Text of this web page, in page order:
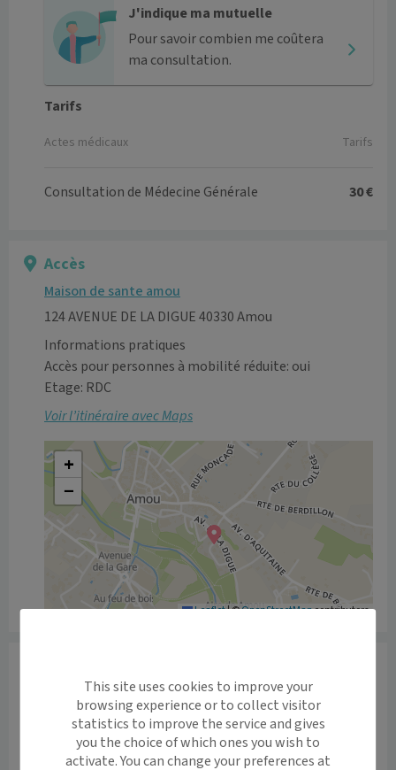
J'indique ma mutuelle
Pour savoir combien me coûtera
ma consultation.
Tarifs
Actes médicaux Tarifs
Consultation de Médecine Générale 30 €
Accès
Maison de sante amou
124 AVENUE DE LA DIGUE 40330 Amou
Informations pratiques
Accès pour personnes à mobilité réduite: oui
Etage: RDC
Voir l’itinéraire avec Maps
+
−
Leaflet|©OpenStreetMapcontributors
Le Docteur MASSIE GUICHENUY vous reçoit pour des
consultations au sein du cabinet médical d’Amou, 124
avenue de la digue 40330 AMOU.
This site uses cookies to improve your
browsing experience or to collect visitor
statistics to improve the service and gives
you the choice of which ones you wish to
activate. You can change your preferences at